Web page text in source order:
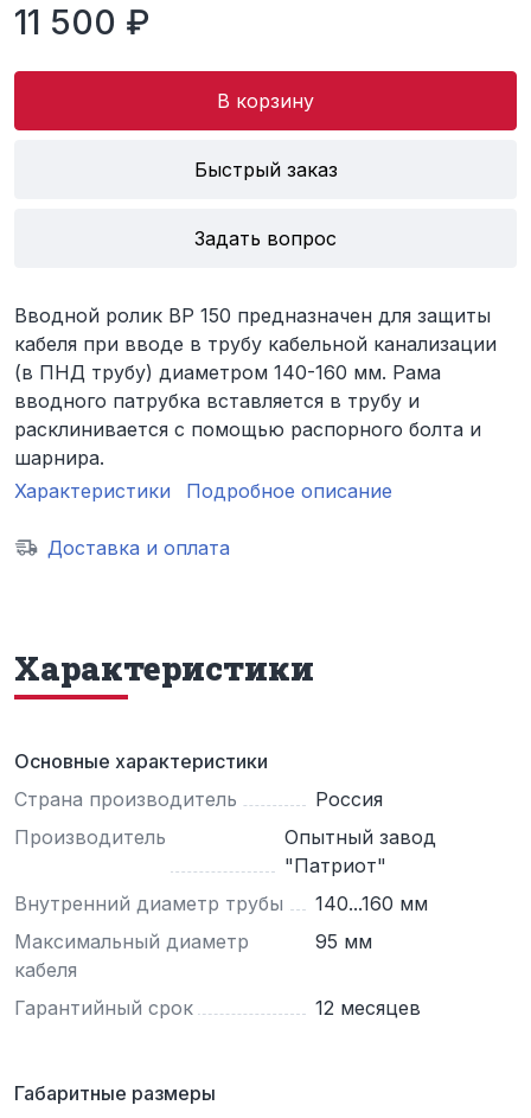
11 500 ₽
В корзину
Быстрый заказ
Задать вопрос
Вводной ролик ВР 150 предназначен для защиты
кабеля при вводе в трубу кабельной канализации
(в ПНД трубу) диаметром 140-160 мм. Рама
вводного патрубка вставляется в трубу и
расклинивается с помощью распорного болта и
шарнира.
Характеристики
Подробное описание
Доставка и оплата
Характеристики
Основные характеристики
Страна производитель
Россия
Производитель
Опытный завод
"Патриот"
Внутренний диаметр трубы
140...160 мм
Максимальный диаметр
кабеля
95 мм
Гарантийный срок 12 месяцев
Габаритные размеры